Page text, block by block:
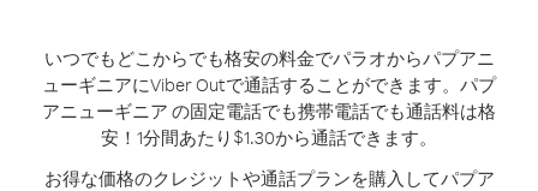
いつでもどこからでも格安の料金でパラオからパプアニ
ューギニアにViber Outで通話することができます。 パプ
アニューギニア の固定電話でも携帯電話でも通話料は格
安！1分間あたり$1.30から通話できます。
お得な価格のクレジットや通話プランを購入してパプア